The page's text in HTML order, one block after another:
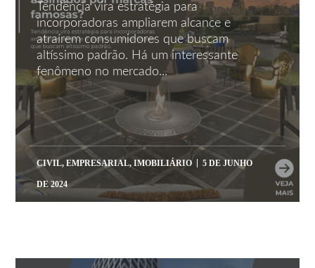
Tendência vira estratégia para
incorporadoras ampliarem alcance e
atraírem consumidores que buscam
altíssimo padrão. Há um interessante
fenômeno no mercado...
CIVIL,EMPRESARIAL,IMOBILIÁRIO 5 DE JUNHO
DE 2024